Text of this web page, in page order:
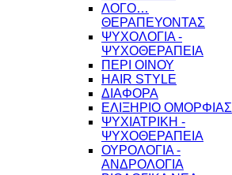
ΛΟΓΟ…
ΘΕΡΑΠΕΥΟΝΤΑΣ
ΨΥΧΟΛΟΓΙΑ -
ΨΥΧΟΘΕΡΑΠΕΙΑ
ΠΕΡΙ ΟΙΝΟΥ
HAIR STYLE
ΔΙΑΦΟΡΑ
ΕΛΙΞΗΡΙΟ ΟΜΟΡΦΙΑΣ
ΨΥΧΙΑΤΡΙΚΗ -
ΨΥΧΟΘΕΡΑΠΕΙΑ
ΟΥΡΟΛΟΓΙΑ -
ΑΝΔΡΟΛΟΓΙΑ